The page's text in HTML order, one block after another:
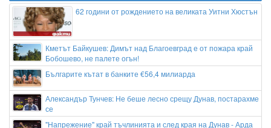
62 години от рождението на великата Уитни Хюстън
Кметът Байкушев: Димът над Благоевград е от пожара край
Бобошево, не палете огън!
Българите кътат в банките €56,4 милиарда
Александър Тунчев: Не беше лесно срещу Дунав, постарахме
се
"Напрежение" край тъчлинията и след края на Дунав - Арда